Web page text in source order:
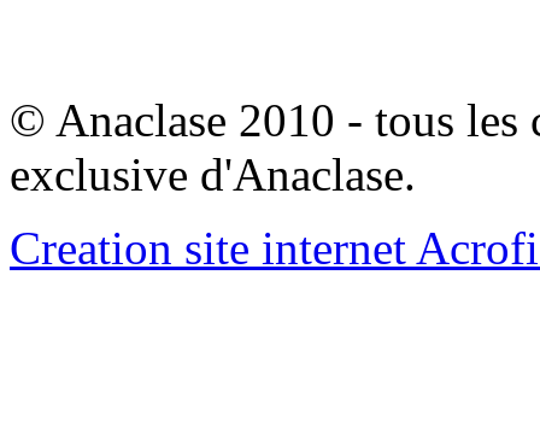
© Anaclase 2010 - tous les
exclusive d'Anaclase.
Creation site internet